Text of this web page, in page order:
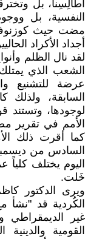
أطالِسِنا، بل
النفسية، بل
أجداد الأكراد
لقد نال الظلم
الشعب الذي يمتلك
عرضة للتشنيع
السابقة، ولذلك
لوجودها،
الأمم في تقرير
كما أقرت ذلك
اليوم يختلف
خَلت.
ويرى الدكتور
الكُردية قد "نشأ
غير الديمقراطي
القومية